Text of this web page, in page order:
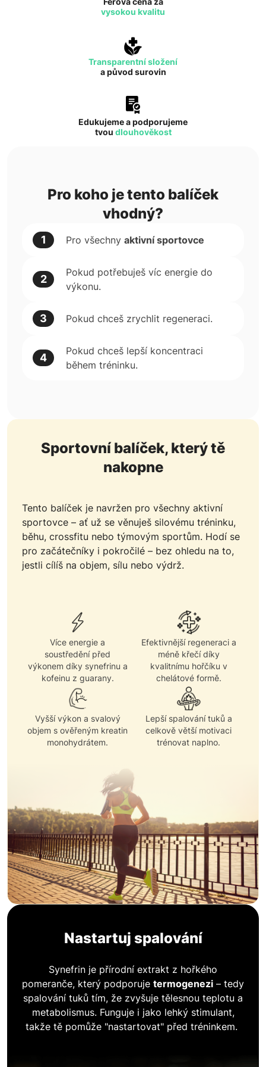
vysokou kvalitu
Transparentní složení
a původ surovin
Edukujeme a podporujeme
tvou dlouhověkost
Pro koho je tento balíček
vhodný?
1 Pro všechny aktivní sportovce
2
Pokud potřebuješ víc energie do
výkonu.
3 Pokud chceš zrychlit regeneraci.
4
Pokud chceš lepší koncentraci
během tréninku.
Sportovní balíček, který tě
nakopne
Tento balíček je navržen pro všechny aktivní
sportovce – ať už se věnuješ silovému tréninku,
běhu, crossfitu nebo týmovým sportům. Hodí se
pro začátečníky i pokročilé – bez ohledu na to,
jestli cílíš na objem, sílu nebo výdrž.
Více energie a
soustředění před
výkonem díky synefrinu a
kofeinu z guarany.
Efektivnější regeneraci a
méně křečí díky
kvalitnímu hořčíku v
chelátové formě.
Vyšší výkon a svalový
objem s ověřeným kreatin
monohydrátem.
Lepší spalování tuků a
celkově větší motivaci
trénovat naplno.
Nastartuj spalování
Synefrin je přírodní extrakt z hořkého
pomeranče, který podporuje termogenezi – tedy
spalování tuků tím, že zvyšuje tělesnou teplotu a
metabolismus. Funguje i jako lehký stimulant,
takže tě pomůže "nastartovat" před tréninkem.